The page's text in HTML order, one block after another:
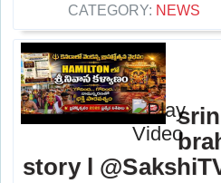
CATEGORY: NEWS
story l